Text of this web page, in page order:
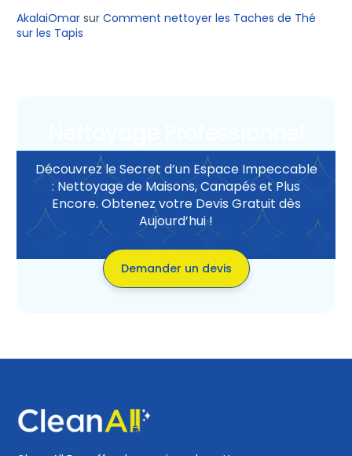
AkalaiOmar surComment nettoyer les Taches de Thé
sur les Tapis
Découvrez le Secret d’un Espace Impeccable
: Nettoyage de Maisons, Canapés et Plus
Encore. Obtenez votre Devis Gratuit dès
Aujourd’hui !
Demander un devis